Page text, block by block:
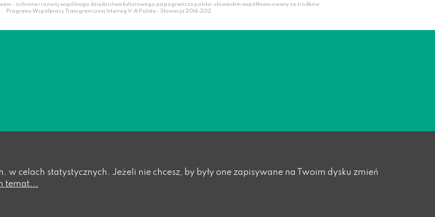
- ochrona i rozwój wspólnego dziedzictwa kulturowego pa pograniczu polsko-słowackim współfinansowany ze środków
Programu Współpracy Transgranicznej Interreg V-A Polska - Słowacja 2014-202
w celach statystycznych. Jeżeli nie chcesz, by były one zapisywane na Twoim dysku zmień
temat...